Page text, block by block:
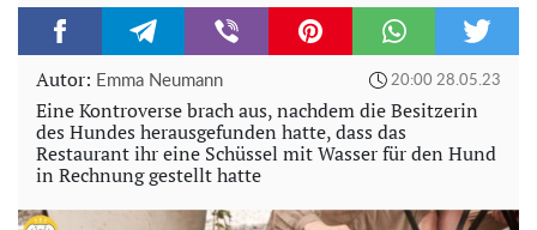
Autor: Emma Neumann 20:00 28.05.23
Eine Kontroverse brach aus, nachdem die Besitzerin
des Hundes herausgefunden hatte, dass das
Restaurant ihr eine Schüssel mit Wasser für den Hund
in Rechnung gestellt hatte